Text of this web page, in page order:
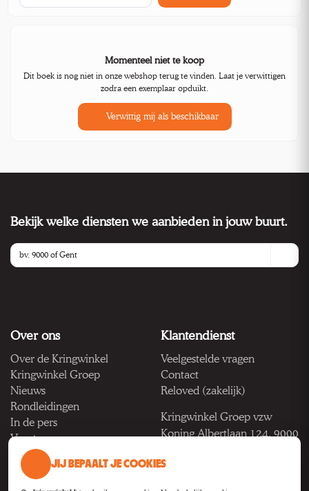
Momenteel niet te koop
Dit boek is nog niet in onze webshop terug te vinden. Laat je verwittigen
zodra een exemplaar opduikt.
Verwittig mij als beschikbaar
Bekijk welke diensten we aanbieden in jouw buurt.
Over ons
Over de Kringwinkel
Kringwinkel Groep
Nieuws
Rondleidingen
In de pers
Vacatures
Klantendienst
Veelgestelde vragen
Contact
Reloved (zakelijk)
Kringwinkel Groep vzw
Koning Albertlaan 124, 9000
BTW BE 1033.922.208
JIJ BEPAALT JE COOKIES